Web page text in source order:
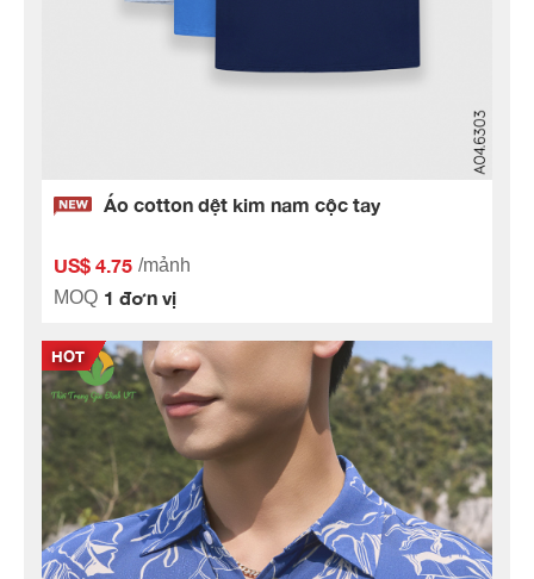
Áo cotton dệt kim nam cộc tay
US$ 4.75 /mảnh
MOQ 1 đơn vị